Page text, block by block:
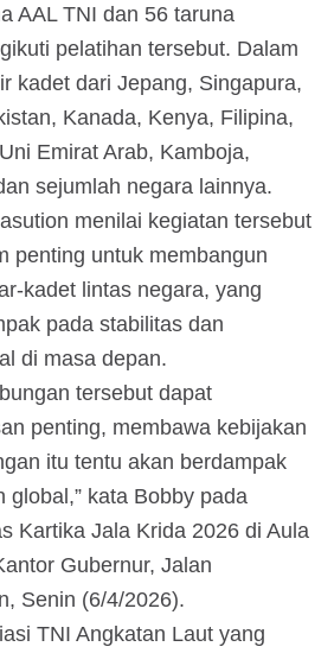
AAL TNI dan 56 taruna
pelatihan tersebut. Dalam
kadet dari Jepang, Singapura,
Kanada, Kenya, Filipina,
Emirat Arab, Kamboja,
sejumlah negara lainnya.
menilai kegiatan tersebut
penting untuk membangun
kadet lintas negara, yang
pada stabilitas dan
di masa depan.
tersebut dapat
penting, membawa kebijakan
itu tentu akan berdampak
global,” kata Bobby pada
Kartika Jala Krida 2026 di Aula
Gubernur, Jalan
Senin (6/4/2026).
TNI Angkatan Laut yang